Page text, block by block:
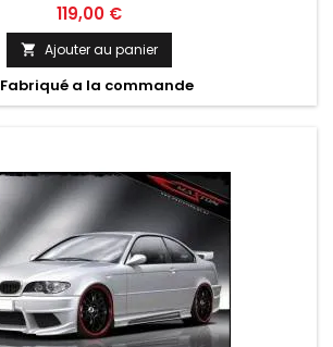
Prix
119,00 €
 Ajouter au panier
Fabriqué a la commande